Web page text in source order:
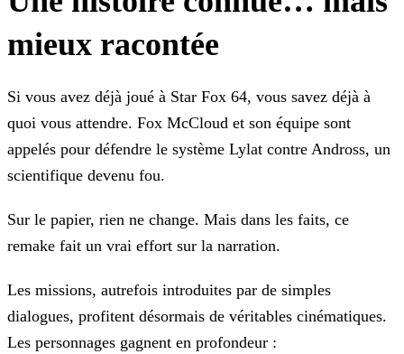
mieux racontée
Si vous avez déjà joué à Star Fox 64, vous savez déjà à
quoi vous attendre. Fox McCloud et son équipe sont
appelés pour défendre le système Lylat contre Andross, un
scientifique devenu fou.
Sur le papier, rien ne change. Mais dans les faits, ce
remake fait un vrai effort sur la narration.
Les missions, autrefois introduites par de simples
dialogues, profitent désormais de véritables cinématiques.
Les personnages gagnent en profondeur :